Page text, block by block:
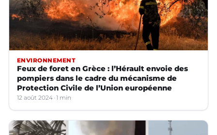
ENVIRONNEMENT
Feux de foret en Grèce : l’Hérault envoie des
pompiers dans le cadre du mécanisme de
Protection Civile de l’Union européenne
12 août 2024 1 min